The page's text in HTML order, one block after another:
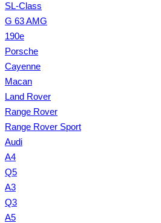
SL-Class
G 63 AMG
190e
Porsche
Cayenne
Macan
Land Rover
Range Rover
Range Rover Sport
Audi
A4
Q5
A3
Q3
A5